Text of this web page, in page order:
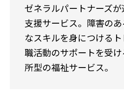
ゼネラルパートナーズ
支援サービス。障害の
なスキルを身につける
職活動のサポートを受
所型の福祉サービス。